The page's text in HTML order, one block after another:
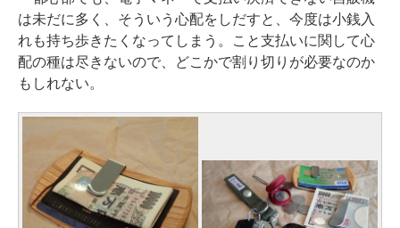
は未だに多く、そういう心配をしだすと、今度は小銭入
れも持ち歩きたくなってしまう。こと支払いに関して心
配の種は尽きないので、どこかで割り切りが必要なのか
もしれない。